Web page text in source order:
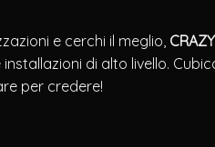
e cerchi il meglio,
di alto livello.
per credere!